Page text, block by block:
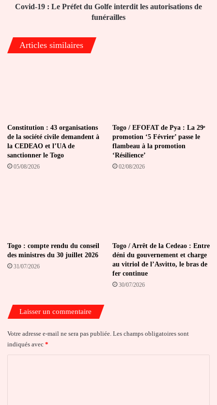
autorisations
Covid-19 : Le Préfet du Golfe interdit les autorisations de
funérailles
Articles similaires
Constitution : 43 organisations
de la société civile demandent à
la CEDEAO et l’UA de
sanctionner le Togo
05/08/2026
Togo / EFOFAT de Pya : La 29ᵉ
promotion ‘5 Février’ passe le
flambeau à la promotion
‘Résilience’
02/08/2026
Togo : compte rendu du conseil
des ministres du 30 juillet 2026
31/07/2026
Togo / Arrêt de la Cedeao : Entre
déni du gouvernement et charge
au vitriol de l’Asvitto, le bras de
fer continue
30/07/2026
Laisser un commentaire
Votre adresse e-mail ne sera pas publiée. Les champs obligatoires sont
indiqués avec *